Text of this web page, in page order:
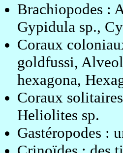
Brachiopodes :
Gypidula sp.,
Coraux
goldfussi,
hexagona,
Coraux
Heliolites sp.
Gastéropodes :